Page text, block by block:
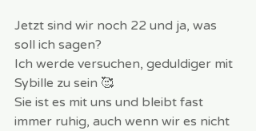
Jetzt sind wir noch 22 und ja, was
soll ich sagen?
Ich werde versuchen, geduldiger mit
Sybille zu sein 🥰
Sie ist es mit uns und bleibt fast
immer ruhig, auch wenn wir es nicht